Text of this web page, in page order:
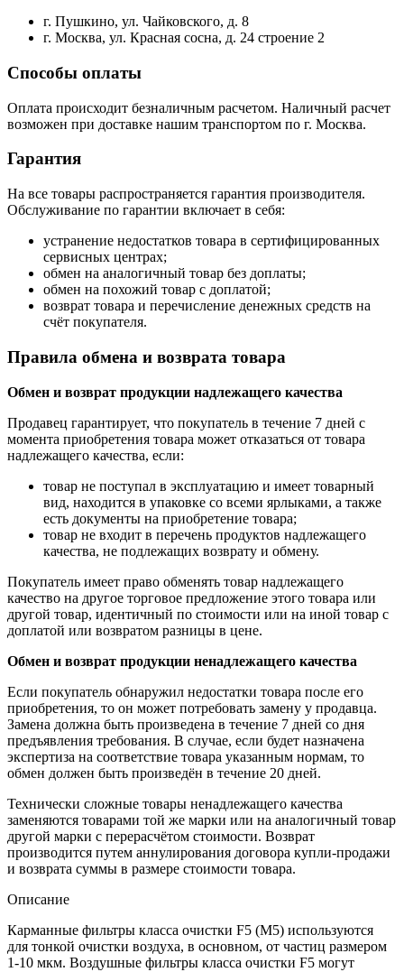
г. Пушкино, ул. Чайковского, д. 8
г. Москва, ул. Красная сосна, д. 24 строение 2
Способы оплаты
Оплата происходит безналичным расчетом. Наличный расчет
возможен при доставке нашим транспортом по г. Москва.
Гарантия
На все товары распространяется гарантия производителя.
Обслуживание по гарантии включает в себя:
устранение недостатков товара в сертифицированных
сервисных центрах;
обмен на аналогичный товар без доплаты;
обмен на похожий товар с доплатой;
возврат товара и перечисление денежных средств на
счёт покупателя.
Правила обмена и возврата товара
Обмен и возврат продукции надлежащего качества
Продавец гарантирует, что покупатель в течение 7 дней с
момента приобретения товара может отказаться от товара
надлежащего качества, если:
товар не поступал в эксплуатацию и имеет товарный
вид, находится в упаковке со всеми ярлыками, а также
есть документы на приобретение товара;
товар не входит в перечень продуктов надлежащего
качества, не подлежащих возврату и обмену.
Покупатель имеет право обменять товар надлежащего
качество на другое торговое предложение этого товара или
другой товар, идентичный по стоимости или на иной товар с
доплатой или возвратом разницы в цене.
Обмен и возврат продукции ненадлежащего качества
Если покупатель обнаружил недостатки товара после его
приобретения, то он может потребовать замену у продавца.
Замена должна быть произведена в течение 7 дней со дня
предъявления требования. В случае, если будет назначена
экспертиза на соответствие товара указанным нормам, то
обмен должен быть произведён в течение 20 дней.
Технически сложные товары ненадлежащего качества
заменяются товарами той же марки или на аналогичный товар
другой марки с перерасчётом стоимости. Возврат
производится путем аннулирования договора купли-продажи
и возврата суммы в размере стоимости товара.
Описание
Карманные фильтры класса очистки F5 (M5) используются
для тонкой очистки воздуха, в основном, от частиц размером
1-10 мкм. Воздушные фильтры класса очистки F5 могут